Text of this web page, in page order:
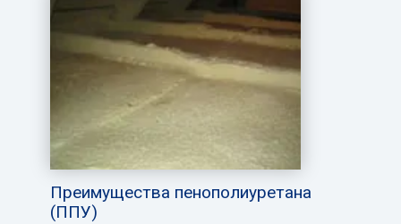
Преимущества пенополиуретана
(ППУ)